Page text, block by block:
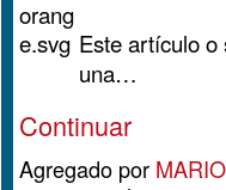
Este artículo o
una…
Continuar
Agregado por